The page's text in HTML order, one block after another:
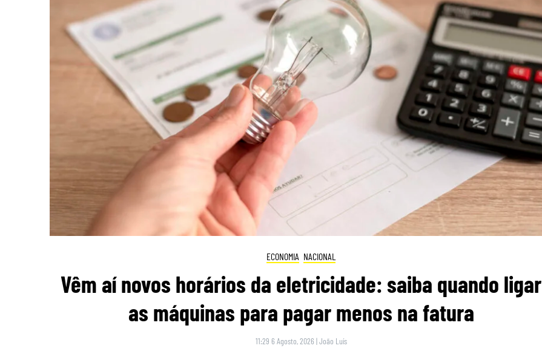
ECONOMIA NACIONAL
Vêm aí novos horários da eletricidade: saiba quando ligar
as máquinas para pagar menos na fatura
11:29 6 Agosto, 2026 |João Luís